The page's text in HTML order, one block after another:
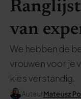
van
We hebben de
vrouwen voor je
kies verstandig.
AuteurMateusz